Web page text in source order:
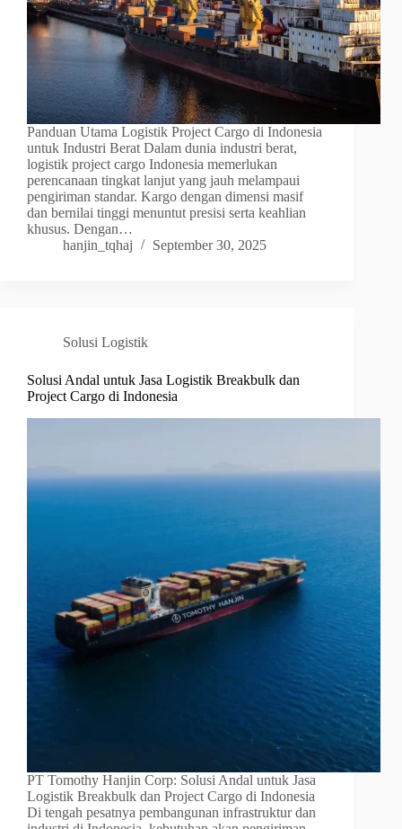
Panduan Utama Logistik Project Cargo di Indonesia
untuk Industri Berat Dalam dunia industri berat,
logistik project cargo Indonesia memerlukan
perencanaan tingkat lanjut yang jauh melampaui
pengiriman standar. Kargo dengan dimensi masif
dan bernilai tinggi menuntut presisi serta keahlian
khusus. Dengan…
hanjin_tqhaj
September 30, 2025
Solusi Logistik
Solusi Andal untuk Jasa Logistik Breakbulk dan
Project Cargo di Indonesia
PT Tomothy Hanjin Corp: Solusi Andal untuk Jasa
Logistik Breakbulk dan Project Cargo di Indonesia
Di tengah pesatnya pembangunan infrastruktur dan